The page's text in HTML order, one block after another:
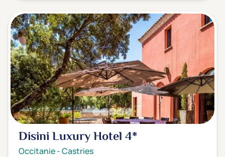
Transports & hébergement
Soins sans hébergement
(0)
Offre séjour + vol inclus
(0)
Disini Luxury Hotel4*
Occitanie-Castries